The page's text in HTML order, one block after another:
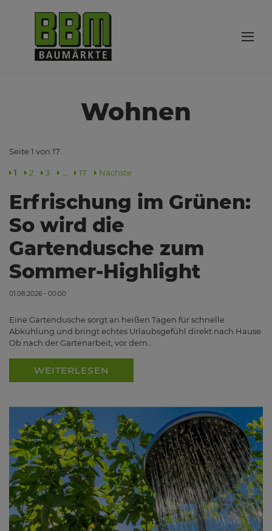
Wohnen
Seite 1 von 17.
1 2 3 17 Nächste
Erfrischung im Grünen:
So wird die
Gartendusche zum
Sommer-Highlight
01.08.2026 - 00:00
Eine Gartendusche sorgt an heißen Tagen für schnelle
Abkühlung und bringt echtes Urlaubsgefühl direkt nach Hause.
Ob nach der Gartenarbeit, vor dem…
WEITERLESEN